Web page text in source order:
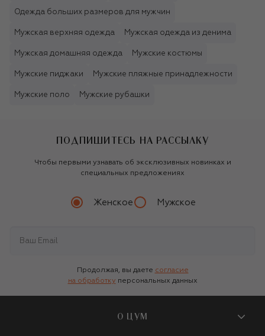
Одежда больших размеров для мужчин
Мужская верхняя одежда Мужская одежда из денима
Мужская домашняя одежда Мужские костюмы
Мужские пиджаки Мужские пляжные принадлежности
Мужские поло Мужские рубашки
ПОДПИШИТЕСЬ НА РАССЫЛКУ
Чтобы первыми узнавать об эксклюзивных новинках и
специальных предложениях
Женское Мужское
Продолжая, вы даете согласие
на обработку персональных данных
О ЦУМ